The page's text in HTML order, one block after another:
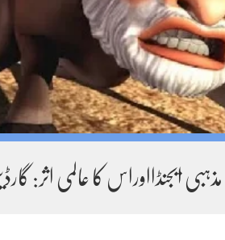
ایجنڈااوراس کا عالمی اثر: